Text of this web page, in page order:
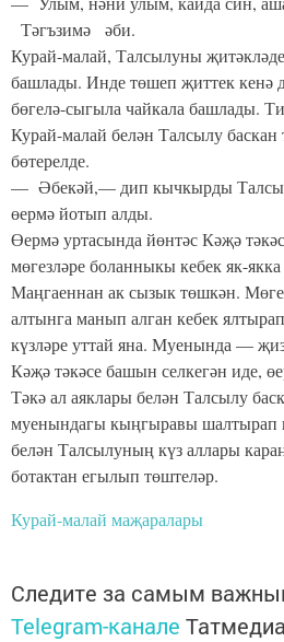
Тәгъзимә әби.
Курай-малай, Талсылуны
башлады. Инде төшеп җиттек кенә
бөгелә-сыгыла чайкала башлады.
Курай-малай белән Талсылу
бөтерелде.
— Әбекәй,— дип кычкырды
өермә йотып алды.
Өермә уртасында йөнтәс Кәҗә
мөгезләре боланныкы кебек як-
Маңгаеннан ак сызык төшкән.
алтынга манып алган кебек
күзләре уттай яна. Муенында —
Кәҗә тәкәсе башын селкегән иде,
Тәкә ал аяклары белән Талсылу
муенындагы кыңгыравы шалтырап
белән Талсылуның күз аллары
ботактан егылып төштеләр.
Курай-малай маҗаралары
Следите за самым
Telegram-канале Татмедиа